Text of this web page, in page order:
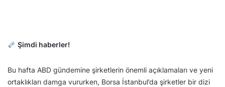
Şimdi haberler!
Bu hafta ABD gündemine şirketlerin önemli açıklamaları ve yeni
ortaklıkları damga vururken, Borsa İstanbul’da şirketler bir dizi